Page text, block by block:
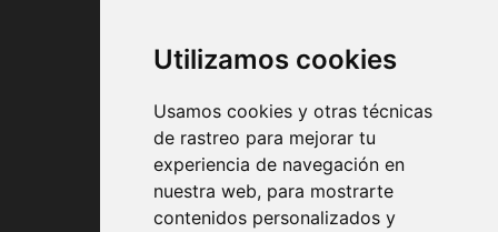
Utilizamos cookies
Usamos cookies y otras técnicas
de rastreo para mejorar tu
experiencia de navegación en
nuestra web, para mostrarte
contenidos personalizados y
Conditions contractuelles